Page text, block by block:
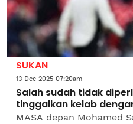
SUKAN
13 Dec 2025 07:20am
Salah sudah tidak
tinggalkan kelab
MASA depan Mohamed